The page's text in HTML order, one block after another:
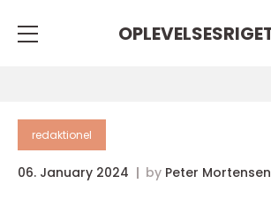
redaktionel
06. January 2024 by Peter Mortensen